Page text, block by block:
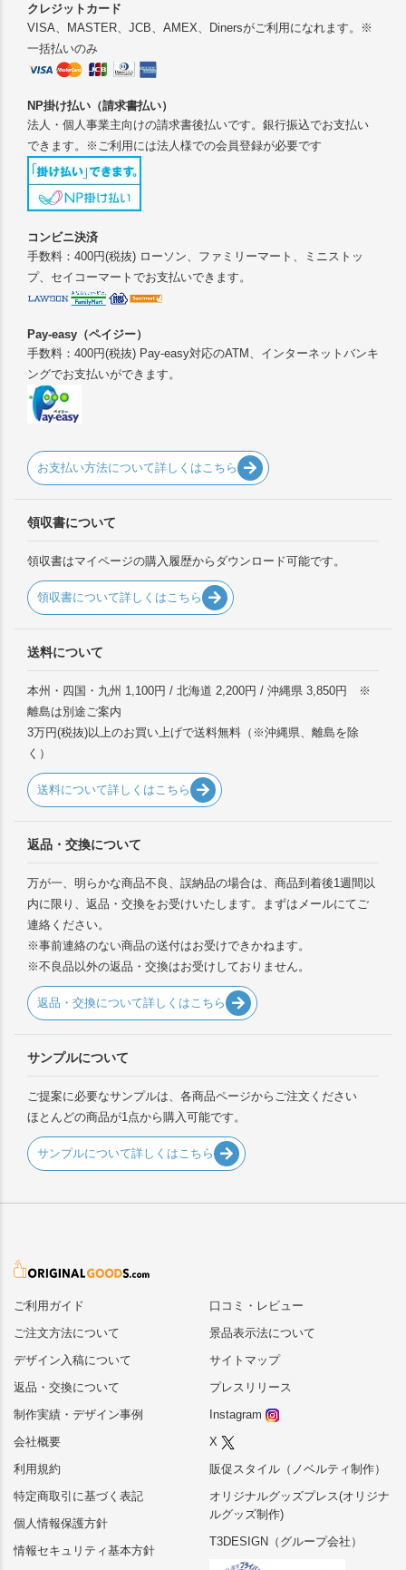
クレジットカード
VISA、MASTER、JCB、AMEX、Dinersがご利用になれます。※
一括払いのみ
NP掛け払い（請求書払い）
法人・個人事業主向けの請求書後払いです。銀行振込でお支払い
できます。※ご利用には法人様での会員登録が必要です
コンビニ決済
手数料：400円(税抜) ローソン、ファミリーマート、ミニストッ
プ、セイコーマートでお支払いできます。
Pay-easy（ペイジー）
手数料：400円(税抜) Pay-easy対応のATM、インターネットバンキ
ングでお支払いができます。
お支払い方法について詳しくはこちら
領収書について
領収書はマイページの購入履歴からダウンロード可能です。
領収書について詳しくはこちら
送料について
本州・四国・九州 1,100円 / 北海道 2,200円 / 沖縄県 3,850円 ※
離島は別途ご案内
3万円(税抜)以上のお買い上げで送料無料（※沖縄県、離島を除
く）
送料について詳しくはこちら
返品・交換について
万が一、明らかな商品不良、誤納品の場合は、商品到着後1週間以
内に限り、返品・交換をお受けいたします。まずはメールにてご
連絡ください。
※事前連絡のない商品の送付はお受けできかねます。
※不良品以外の返品・交換はお受けしておりません。
返品・交換について詳しくはこちら
サンプルについて
ご提案に必要なサンプルは、各商品ページからご注文ください
ほとんどの商品が1点から購入可能です。
サンプルについて詳しくはこちら
ご利用ガイド
ご注文方法について
デザイン入稿について
返品・交換について
制作実績・デザイン事例
会社概要
利用規約
特定商取引に基づく表記
個人情報保護方針
情報セキュリティ基本方針
口コミ・レビュー
景品表示法について
サイトマップ
プレスリリース
Instagram
X
販促スタイル（ノベルティ制作）
オリジナルグッズプレス(オリジナ
ルグッズ制作)
T3DESIGN（グループ会社）